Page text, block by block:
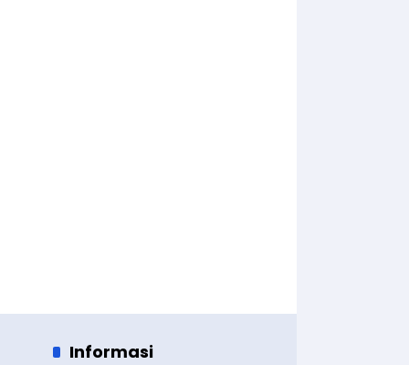
Informasi